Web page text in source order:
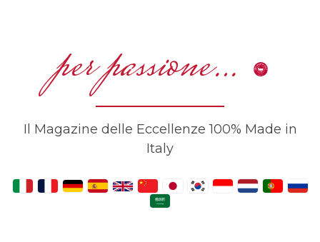
per passione…
Il Magazine delle Eccellenze 100% Made in
Italy